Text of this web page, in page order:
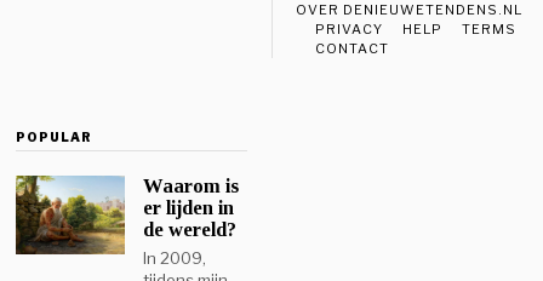
OVER DENIEUWETENDENS.NL
PRIVACY
HELP
TERMS
CONTACT
POPULAR
Waarom is
er lijden in
de wereld?
In 2009,